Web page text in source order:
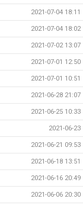
2021-07-04 18:11
2021-07-04 18:02
2021-07-02 13:07
2021-07-01 12:50
2021-07-01 10:51
2021-06-28 21:07
2021-06-25 10:33
2021-06-23
2021-06-21 09:53
2021-06-18 13:51
2021-06-16 20:49
2021-06-06 20:30